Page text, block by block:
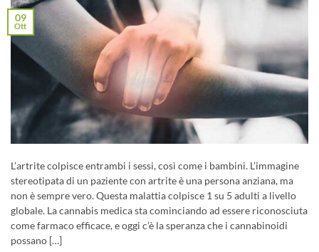
09
Ott
L’artrite colpisce entrambi i sessi, così come i bambini. L’immagine
stereotipata di un paziente con artrite è una persona anziana, ma
non è sempre vero. Questa malattia colpisce 1 su 5 adulti a livello
globale. La cannabis medica sta cominciando ad essere riconosciuta
come farmaco efficace, e oggi c’è la speranza che i cannabinoidi
possano […]